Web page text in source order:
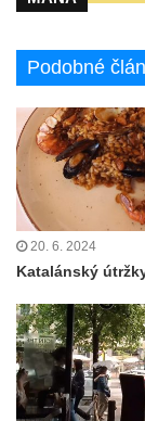
Podobné
20. 6. 2024
Katalánský